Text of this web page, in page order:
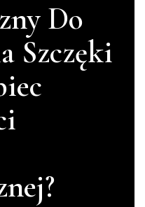
Do
Szczęki